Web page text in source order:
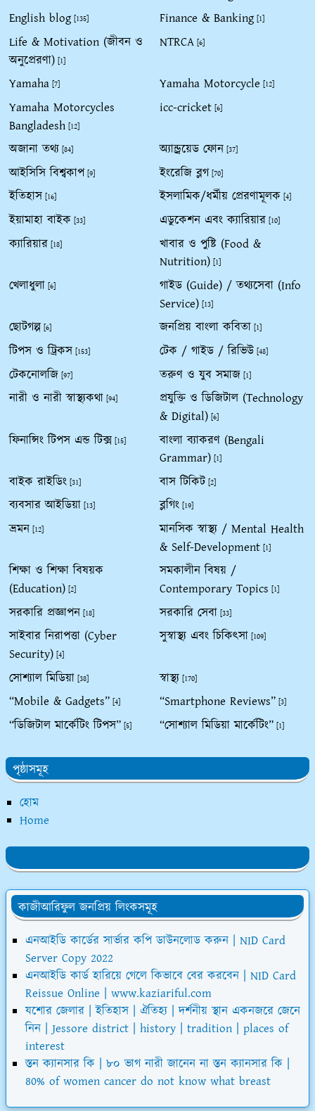
English blog [135] Finance & Banking [1]
Life & Motivation (জীবন ও
অনুপ্রেরণা) [1]
NTRCA [6]
Yamaha [7] Yamaha Motorcycle [12]
Yamaha Motorcycles
Bangladesh [12]
icc-cricket [6]
অজানা তথ্য [84] অ্যান্ড্রয়েড ফোন [37]
আইসিসি বিশ্বকাপ [9] ইংরেজি ব্লগ [70]
ইতিহাস [16] ইসলামিক/ধর্মীয় প্রেরণামূলক [4]
ইয়ামাহা বাইক [33] এডুকেশন এবং ক্যারিয়ার [10]
ক্যারিয়ার [18]
খাবার ও পুষ্টি (Food &
Nutrition) [1]
খেলাধুলা [6]
গাইড (Guide) / তথ্যসেবা (Info
Service) [13]
ছোটগল্প [6] জনপ্রিয় বাংলা কবিতা [1]
টিপস ও ট্রিকস [153] টেক / গাইড / রিভিউ [48]
টেকনোলজি [97] তরুণ ও যুব সমাজ [1]
নারী ও নারী স্বাস্থ্যকথা [94]
প্রযুক্তি ও ডিজিটাল (Technology
& Digital) [6]
ফিনান্সিং টিপস এন্ড টিক্স [15]
বাংলা ব্যাকরণ (Bengali
Grammar) [1]
বাইক রাইডিং [31] বাস টিকিট [2]
ব্যবসার আইডিয়া [13] ব্লগিং [19]
ভ্রমন [12]
মানসিক স্বাস্থ্য / Mental Health
& Self-Development [1]
শিক্ষা ও শিক্ষা বিষয়ক
(Education) [2]
সমকালীন বিষয় /
Contemporary Topics [1]
সরকারি প্রজ্ঞাপন [18] সরকারি সেবা [33]
সাইবার নিরাপত্তা (Cyber
Security) [4]
সুস্বাস্থ্য এবং চিকিৎসা [109]
সোশ্যাল মিডিয়া [38] স্বাস্থ্য [170]
“Mobile & Gadgets” [4] “Smartphone Reviews” [3]
“ডিজিটাল মার্কেটিং টিপস” [5] “সোশ্যাল মিডিয়া মার্কেটিং” [1]
পৃষ্ঠাসমূহ
হোম
Home
কাজীআরিফুল জনপ্রিয় লিংকসমূহ
এনআইডি কার্ডের সার্ভার কপি ডাউনলোড করুন | NID Card
Server Copy 2022
এনআইডি কার্ড হারিয়ে গেলে কিভাবে বের করবেন | NID Card
Reissue Online | www.kaziariful.com
যশোর জেলার | ইতিহাস | ঐতিহ্য | দর্শনীয় স্থান একনজরে জেনে
নিন | Jessore district | history | tradition | places of
interest
স্তন ক্যানসার কি | ৮০ ভাগ নারী জানেন না স্তন ক্যানসার কি |
80% of women cancer do not know what breast